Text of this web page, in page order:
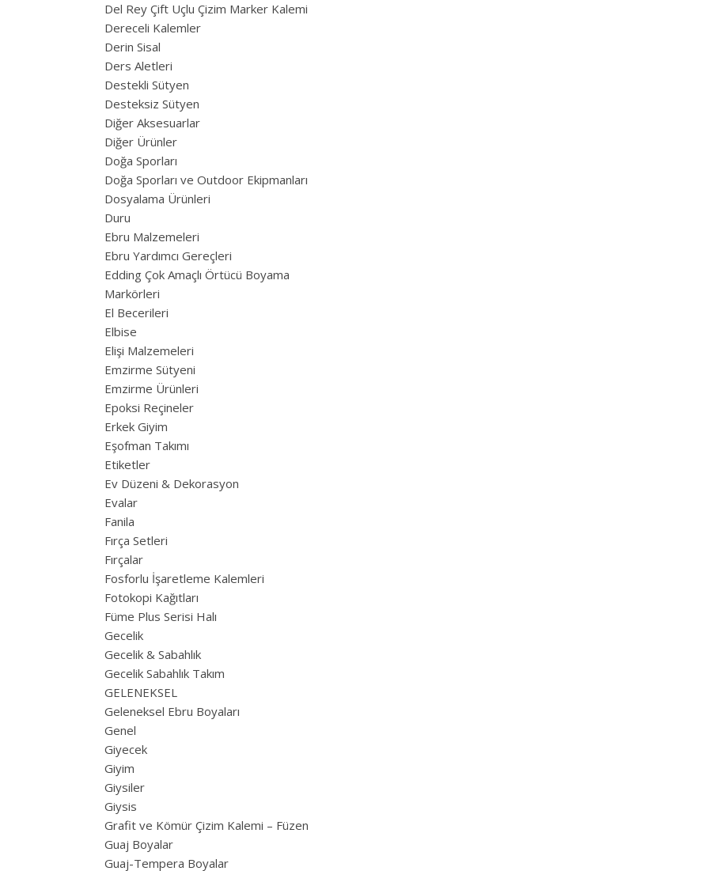
Del Rey Çift Uçlu Çizim Marker Kalemi
Dereceli Kalemler
Derin Sisal
Ders Aletleri
Destekli Sütyen
Desteksiz Sütyen
Diğer Aksesuarlar
Diğer Ürünler
Doğa Sporları
Doğa Sporları ve Outdoor Ekipmanları
Dosyalama Ürünleri
Duru
Ebru Malzemeleri
Ebru Yardımcı Gereçleri
Edding Çok Amaçlı Örtücü Boyama
Markörleri
El Becerileri
Elbise
Elişi Malzemeleri
Emzirme Sütyeni
Emzirme Ürünleri
Epoksi Reçineler
Erkek Giyim
Eşofman Takımı
Etiketler
Ev Düzeni & Dekorasyon
Evalar
Fanila
Fırça Setleri
Fırçalar
Fosforlu İşaretleme Kalemleri
Fotokopi Kağıtları
Füme Plus Serisi Halı
Gecelik
Gecelik & Sabahlık
Gecelik Sabahlık Takım
GELENEKSEL
Geleneksel Ebru Boyaları
Genel
Giyecek
Giyim
Giysiler
Giysis
Grafit ve Kömür Çizim Kalemi – Füzen
Guaj Boyalar
Guaj-Tempera Boyalar